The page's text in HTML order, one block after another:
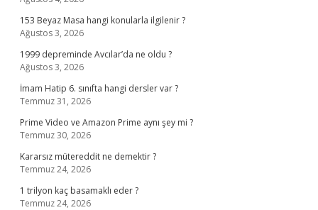
153 Beyaz Masa hangi konularla ilgilenir ?
Ağustos 3, 2026
1999 depreminde Avcılar’da ne oldu ?
Ağustos 3, 2026
İmam Hatip 6. sınıfta hangi dersler var ?
Temmuz 31, 2026
Prime Video ve Amazon Prime aynı şey mi ?
Temmuz 30, 2026
Kararsız mütereddit ne demektir ?
Temmuz 24, 2026
1 trilyon kaç basamaklı eder ?
Temmuz 24, 2026